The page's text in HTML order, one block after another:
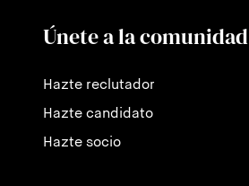
Únete a la comunidad
Hazte reclutador
Hazte candidato
Hazte socio